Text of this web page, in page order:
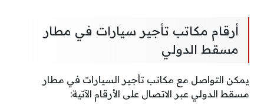
أرقام مكاتب تأجير سيارات في مطار
مسقط الدولي
يمكن التواصل مع مكاتب تأجير السيارات في مطار
مسقط الدولي عبر الاتصال على الأرقام الآتية: